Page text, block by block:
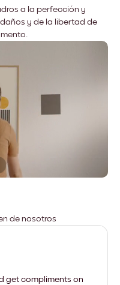
a la perfección y
y de la libertad de
de nosotros
get compliments on